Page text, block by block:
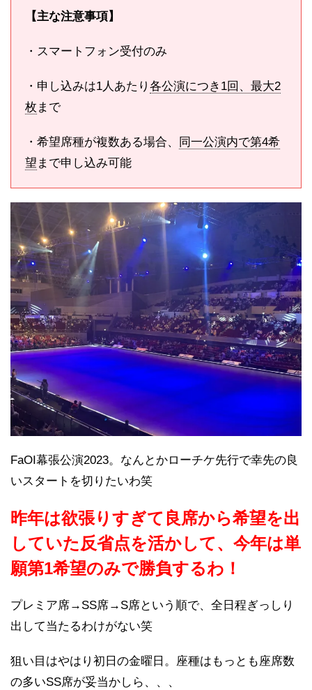
【主な注意事項】
・スマートフォン受付のみ
・申し込みは1人あたり 各公演につき1回、最大2
枚 まで
・希望席種が複数ある場合、
同一公演内で第4希
望 まで申し込み可能
FaOI幕張公演2023。なんとかローチケ先行で幸先の良
いスタートを切りたいわ笑
昨年は欲張りすぎて良席から希望を出
していた反省点を活かして、今年は単
願第1希望のみで勝負するわ！
プレミア席→SS席→S席という順で、全日程ぎっしり
出して当たるわけがない笑
狙い目はやはり初日の金曜日。座種はもっとも座席数
の多いSS席が妥当かしら、、、